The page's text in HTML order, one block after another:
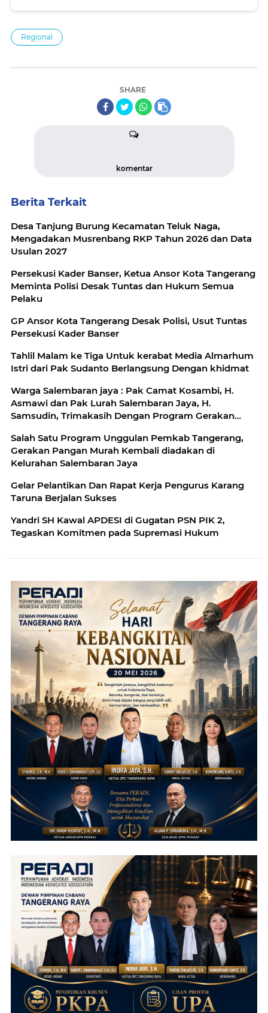
Regional
SHARE
komentar
Berita Terkait
Desa Tanjung Burung Kecamatan Teluk Naga,
Mengadakan Musrenbang RKP Tahun 2026 dan Data
Usulan 2027
Persekusi Kader Banser, Ketua Ansor Kota Tangerang
Meminta Polisi Desak Tuntas dan Hukum Semua
Pelaku
GP Ansor Kota Tangerang Desak Polisi, Usut Tuntas
Persekusi Kader Banser
Tahlil Malam ke Tiga Untuk kerabat Media Almarhum
Istri dari Pak Sudanto Berlangsung Dengan khidmat
Warga Salembaran jaya : Pak Camat Kosambi, H.
Asmawi dan Pak Lurah Salembaran Jaya, H.
Samsudin, Trimakasih Dengan Program Gerakan
Terbantukan
Salah Satu Program Unggulan Pemkab Tangerang,
Gerakan Pangan Murah Kembali diadakan di
Kelurahan Salembaran Jaya
Gelar Pelantikan Dan Rapat Kerja Pengurus Karang
Taruna Berjalan Sukses
Yandri SH Kawal APDESI di Gugatan PSN PIK 2,
Tegaskan Komitmen pada Supremasi Hukum